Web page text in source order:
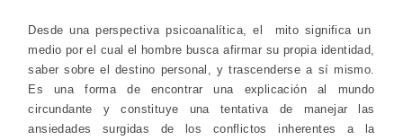
Desde una perspectiva psicoanalítica, el mito significa un
medio por el cual el hombre busca afirmar su propia identidad,
saber sobre el destino personal, y trascenderse a sí mismo.
Es una forma de encontrar una explicación al mundo
circundante y constituye una tentativa de manejar las
ansiedades surgidas de los conflictos inherentes a la